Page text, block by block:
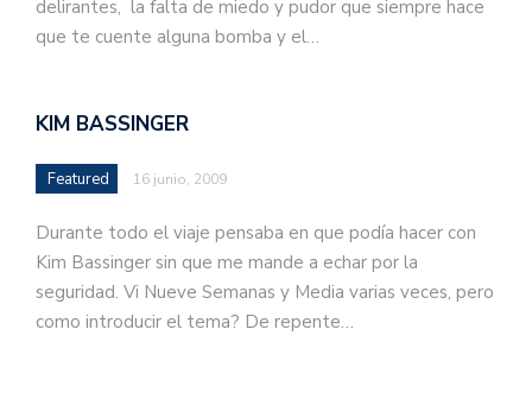
delirantes, la falta de miedo y pudor que siempre hace
que te cuente alguna bomba y el…
KIM BASSINGER
Featured 16 junio, 2009
Durante todo el viaje pensaba en que podía hacer con
Kim Bassinger sin que me mande a echar por la
seguridad. Vi Nueve Semanas y Media varias veces, pero
como introducir el tema? De repente…